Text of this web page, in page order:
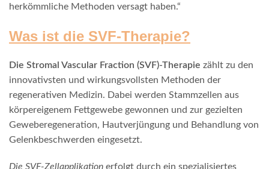
herkömmliche Methoden versagt haben.“
Was ist die SVF-Therapie?
Die Stromal Vascular Fraction (SVF)-Therapie zählt zu den
innovativsten und wirkungsvollsten Methoden der
regenerativen Medizin. Dabei werden Stammzellen aus
körpereigenem Fettgewebe gewonnen und zur gezielten
Geweberegeneration, Hautverjüngung und Behandlung von
Gelenkbeschwerden eingesetzt.
Die SVF-Zellapplikation erfolgt durch ein spezialisiertes